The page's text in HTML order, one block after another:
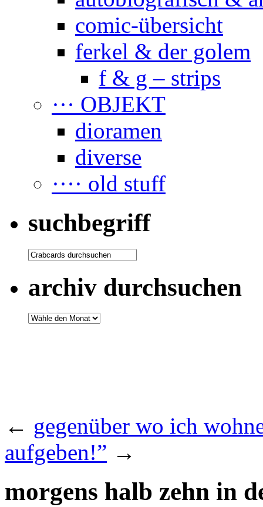
comic-übersicht
ferkel & der golem
f & g – strips
··· OBJEKT
dioramen
diverse
···· old stuff
suchbegriff
archiv durchsuchen
← gegenüber wo ich
aufgeben!” →
morgens halb zehn in